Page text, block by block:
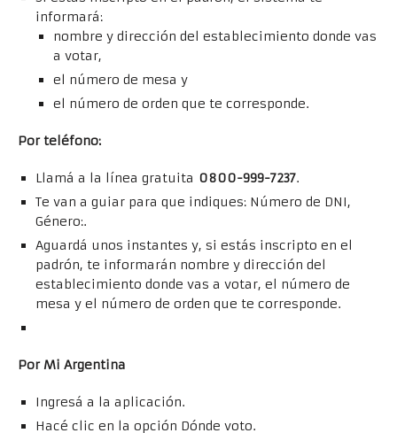
informará:
nombre y dirección del establecimiento donde vas
a votar,
el número de mesa y
el número de orden que te corresponde.
Por teléfono:
Llamá a la línea gratuita 0800-999-7237.
Te van a guiar para que indiques: Número de DNI,
Género:.
Aguardá unos instantes y, si estás inscripto en el
padrón, te informarán nombre y dirección del
establecimiento donde vas a votar, el número de
mesa y el número de orden que te corresponde.
Por Mi Argentina
Ingresá a la aplicación.
Hacé clic en la opción Dónde voto.